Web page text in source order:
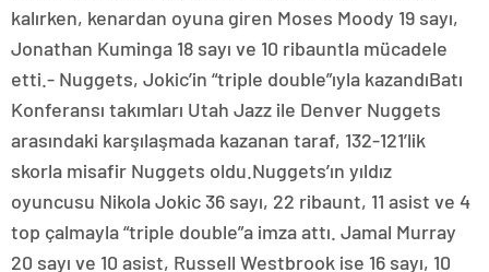
kalırken, kenardan oyuna giren Moses Moody 19 sayı,
Jonathan Kuminga 18 sayı ve 10 ribauntla mücadele
etti.- Nuggets, Jokic’in “triple double”ıyla kazandıBatı
Konferansı takımları Utah Jazz ile Denver Nuggets
arasındaki karşılaşmada kazanan taraf, 132-121’lik
skorla misafir Nuggets oldu.Nuggets’ın yıldız
oyuncusu Nikola Jokic 36 sayı, 22 ribaunt, 11 asist ve 4
top çalmayla “triple double”a imza attı. Jamal Murray
20 sayı ve 10 asist, Russell Westbrook ise 16 sayı, 10